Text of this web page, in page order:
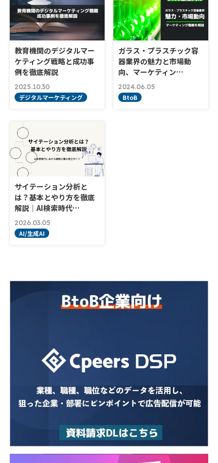
教育機関のデジタルマー
ケティング戦略と成功事
例を徹底解説
2025.10.30
デジタルマーケティング
ガラス・プラスチック容
器業界の魅力と市場動
向、マーケティン…
2024.06.05
BtoB
サイテーション分析と
は？基本とやり方を徹底
解説｜AI検索時代…
2026.03.05
AI/生成AI